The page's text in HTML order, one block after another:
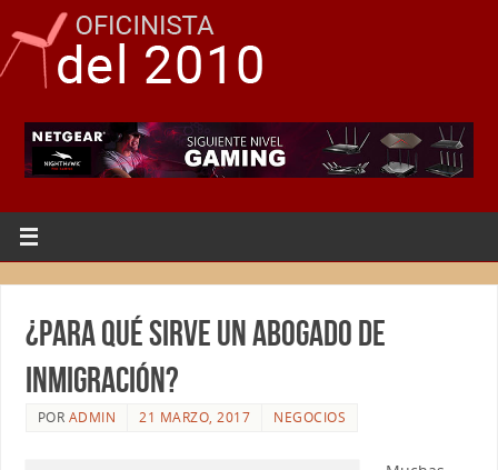
¿Para qué sirve un abogado de
inmigración?
POR ADMIN 21 MARZO, 2017 NEGOCIOS